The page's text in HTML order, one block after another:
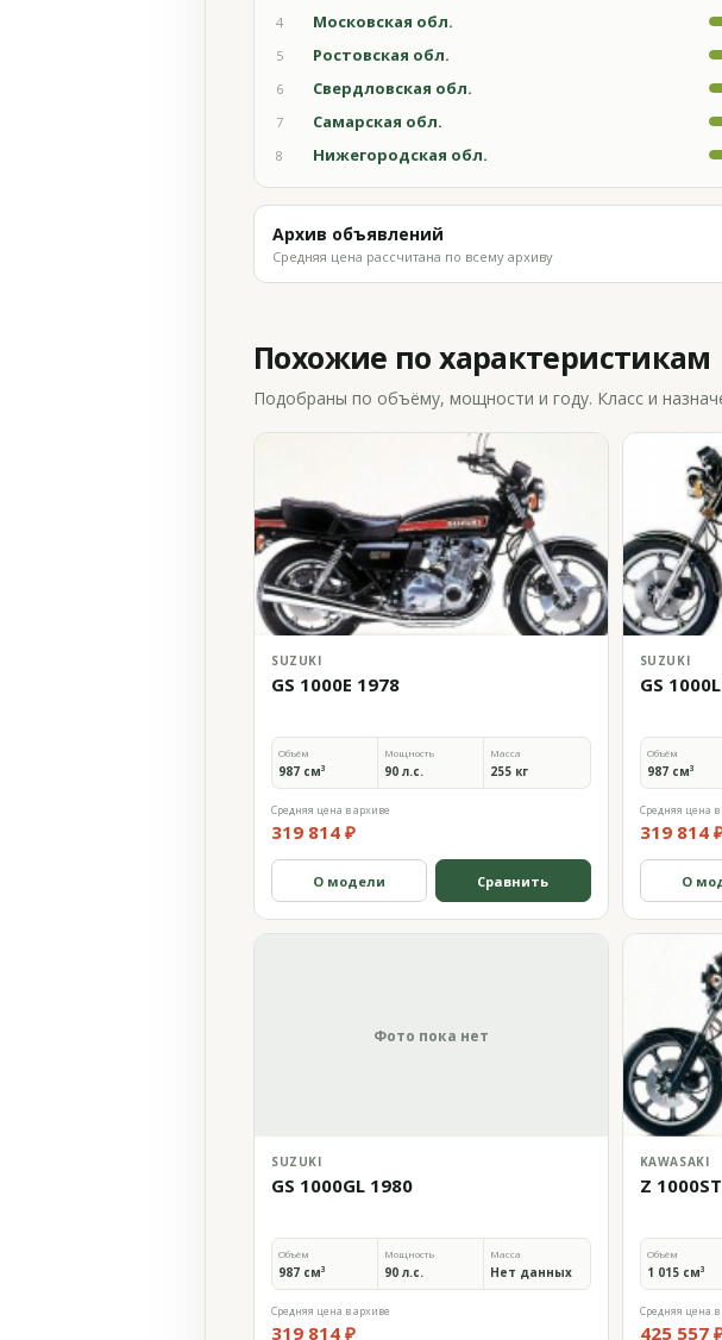
4
Московская обл.
5
Ростовская обл.
6
Свердловская обл.
7
Самарская обл.
8
Нижегородская обл.
Архив объявлений
Средняя цена рассчитана по всему архиву
Похожие по характеристикам
Подобраны по объёму, мощности и году. Класс и
SUZUKI
GS 1000E 1978
Объём
987 см³
Мощность
90 л.с.
Масса
255 кг
Средняя цена в архиве
319 814 ₽
О модели Сравнить
SUZUKI
GS
Объём
987 см³
Средняя цена в
319 814
О
Фото пока нет
SUZUKI
GS 1000GL 1980
Объём
987 см³
Мощность
90 л.с.
Масса
Нет данных
Средняя цена в архиве
319 814 ₽
KAWASAKI
Z
Объём
1 015 см³
Средняя цена в
425 557